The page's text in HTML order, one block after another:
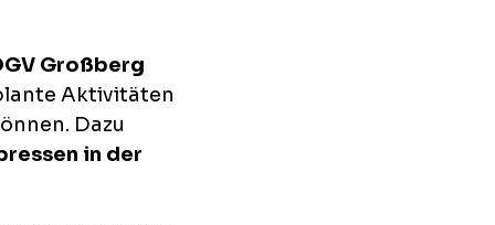
Großberg
Aktivitäten
Dazu
in der